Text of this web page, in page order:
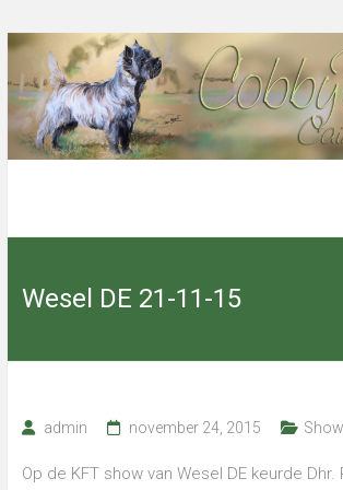
Ga
de
inhoud
Cairn
Terriers
kennel
excellent
Wesel DE 21-11-15
admin november 24, 2015
Op de KFT show van Wesel DE keurde Dhr.